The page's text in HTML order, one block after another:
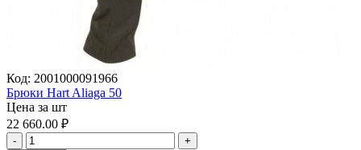
Код: 2001000091966
Брюки Hart Aliaga 50
Цена за шт
22 660.00 ₽
-
+